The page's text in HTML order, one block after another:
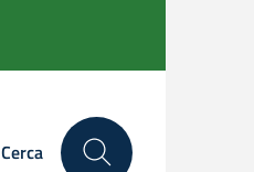
Cerca